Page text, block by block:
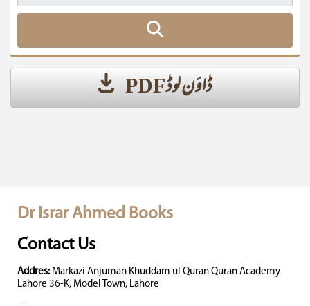
ڈاؤن لوڈ PDF
Dr Israr Ahmed Books
Contact Us
Addres: Markazi Anjuman Khuddam ul Quran Quran Academy
Lahore 36-K, Model Town, Lahore